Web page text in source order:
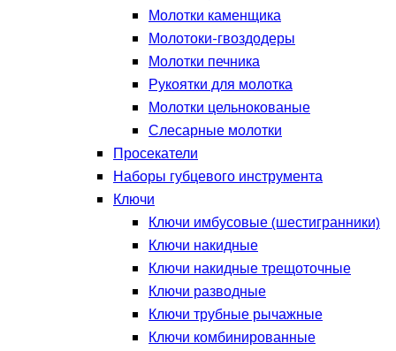
Молотки каменщика
Молотоки-гвоздодеры
Молотки печника
Рукоятки для молотка
Молотки цельнокованые
Слесарные молотки
Просекатели
Наборы губцевого инструмента
Ключи
Ключи имбусовые (шестигранники)
Ключи накидные
Ключи накидные трещоточные
Ключи разводные
Ключи трубные рычажные
Ключи комбинированные